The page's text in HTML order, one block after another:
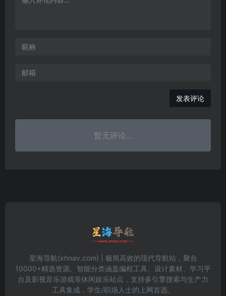
发表评论
暂无评论...
星海导航(xhnav.com) | 极简高效的现代导航站，聚合
10000+精选资源。智能分类涵盖编程工具、设计素材、学习平
台及影视音乐游戏等休闲娱乐站点，支持多引擎搜索与生产力
工具集成，学生/职场人士的上网首选。